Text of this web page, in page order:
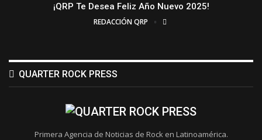
¡QRP Te Desea Feliz Año Nuevo 2025!
REDACCIÓN QRP
QUARTER ROCK PRESS
Primera Agencia de Noticias de Rock en Latinoamérica.